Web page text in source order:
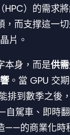
HPC）的需求
，而支撑這一
片。
本身，而是供
。當 GPU 交
排到數季之後
自駕車、即時翻
——的商業化時